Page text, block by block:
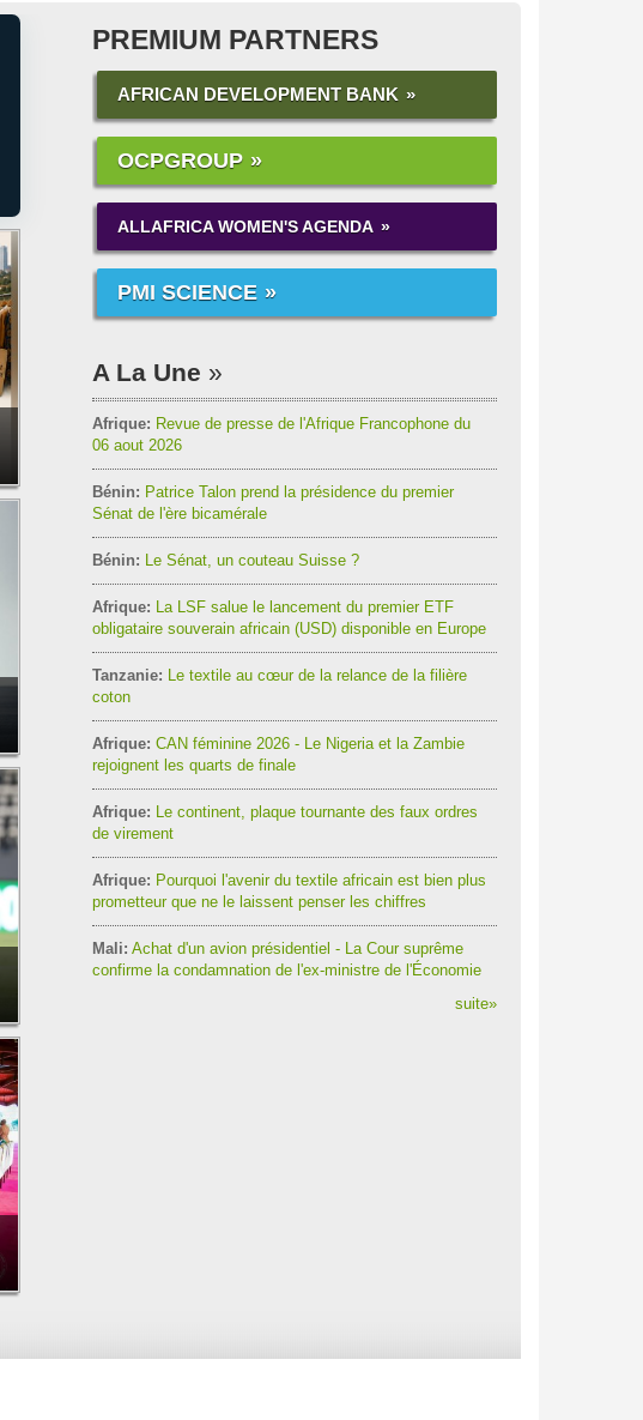
PREMIUM PARTNERS
AFRICAN DEVELOPMENT BANK
OCPGROUP
ALLAFRICA WOMEN'S AGENDA
PMI SCIENCE
A La Une
Afrique: Revue de presse de l'Afrique Francophone du
06 aout 2026
Bénin: Patrice Talon prend la présidence du premier
Sénat de l'ère bicamérale
Bénin: Le Sénat, un couteau Suisse ?
Afrique: La LSF salue le lancement du premier ETF
obligataire souverain africain (USD) disponible en Europe
Tanzanie: Le textile au cœur de la relance de la filière
coton
Afrique: CAN féminine 2026 - Le Nigeria et la Zambie
rejoignent les quarts de finale
Afrique: Le continent, plaque tournante des faux ordres
de virement
Afrique: Pourquoi l'avenir du textile africain est bien plus
prometteur que ne le laissent penser les chiffres
Mali: Achat d'un avion présidentiel - La Cour suprême
confirme la condamnation de l'ex-ministre de l'Économie
suite»